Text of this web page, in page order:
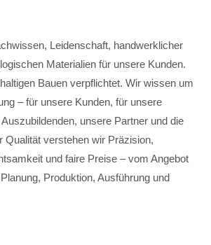
Leidenschaft, handwerklicher
Materialien für unsere Kunden.
Bauen verpflichtet. Wir wissen um
– für unsere Kunden, für unsere
unsere Partner und die
Qualität verstehen wir Präzision,
und faire Preise – vom Angebot
Produktion, Ausführung und